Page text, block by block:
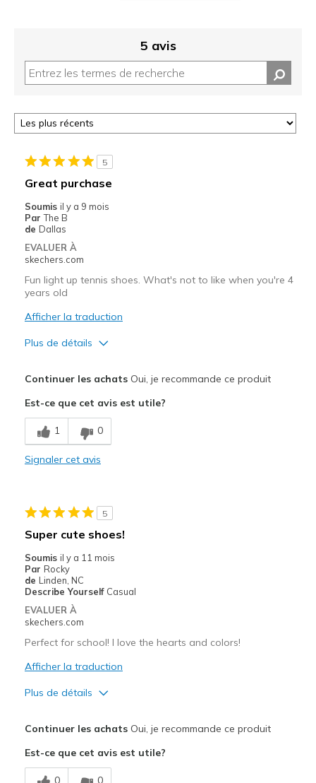
5 avis
5
Great purchase
Soumis il y a 9 mois
Par The B
de Dallas
EVALUER À
skechers.com
Fun light up tennis shoes. What's not to like when you're 4
years old
Afficher la traduction
Plus de détails
Les meilleures utilisations
Casual Wear
Continuer les achatsOui, je recommande ce produit
Est-ce que cet avis est utile?
1 0
Signaler cet avis
5
Super cute shoes!
Soumis il y a 11 mois
Par Rocky
de Linden, NC
Describe Yourself Casual
EVALUER À
skechers.com
Perfect for school! I love the hearts and colors!
Afficher la traduction
Plus de détails
Durable
Continuer les achatsOui, je recommande ce produit
Est-ce que cet avis est utile?
0 0